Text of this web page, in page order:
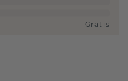
Gratis